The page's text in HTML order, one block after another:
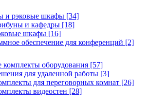
и рэковые шкафы [34]
и кафедры [18]
шкафы [16]
обеспечение для конференций [2]
комплекты оборудования [57]
для удаленной работы [3]
для переговорных комнат [26]
видеостен [28]